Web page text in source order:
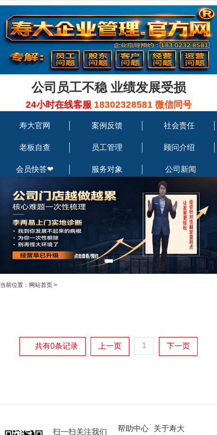
公司员工不稳 业绩发展受损
24小时在线客服 18302328581 微信同号
寿大官网 案例反馈 社会责任
老板自查 员工管理 顾问介绍
会员快答❤ 服务对象 公司新闻
当前位置： 网站首页 >
共有0条记录 上一页 1 下一页
扫一扫关注我们 帮助中心 关于寿大